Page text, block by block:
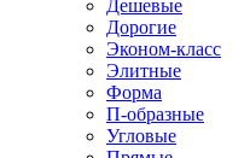
Дешевые
Дорогие
Эконом-класс
Элитные
Форма
П-образные
Угловые